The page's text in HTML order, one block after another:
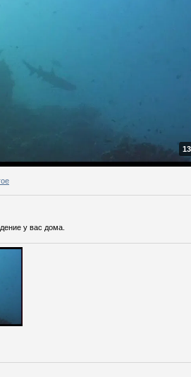
у вас дома.